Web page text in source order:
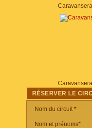
RÉSERVER LE
Nom du circuit*
Nom et prénoms*